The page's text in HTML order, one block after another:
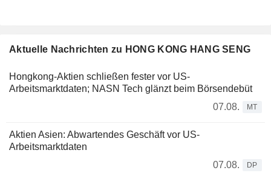
Aktuelle Nachrichten zu HONG KONG HANG SENG
Hongkong-Aktien schließen fester vor US-
Arbeitsmarktdaten; NASN Tech glänzt beim Börsendebüt
07.08.
MT
Aktien Asien: Abwartendes Geschäft vor US-
Arbeitsmarktdaten
07.08.
DP